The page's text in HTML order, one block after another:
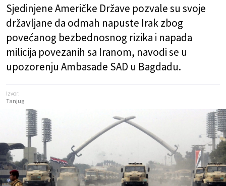
Sjedinjene Američke Države pozvale su svoje
državljane da odmah napuste Irak zbog
povećanog bezbednosnog rizika i napada
milicija povezanih sa Iranom, navodi se u
upozorenju Ambasade SAD u Bagdadu.
Izvor:
Tanjug